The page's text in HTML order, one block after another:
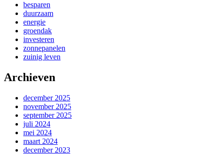
besparen
duurzaam
energie
groendak
investeren
zonnepanelen
zuinig leven
Archieven
december 2025
november 2025
september 2025
juli 2024
mei 2024
maart 2024
december 2023